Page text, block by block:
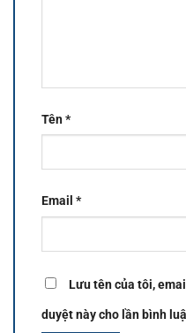
Tên*
Email *
Lưu tên của tôi,
duyệt này cho lần bình